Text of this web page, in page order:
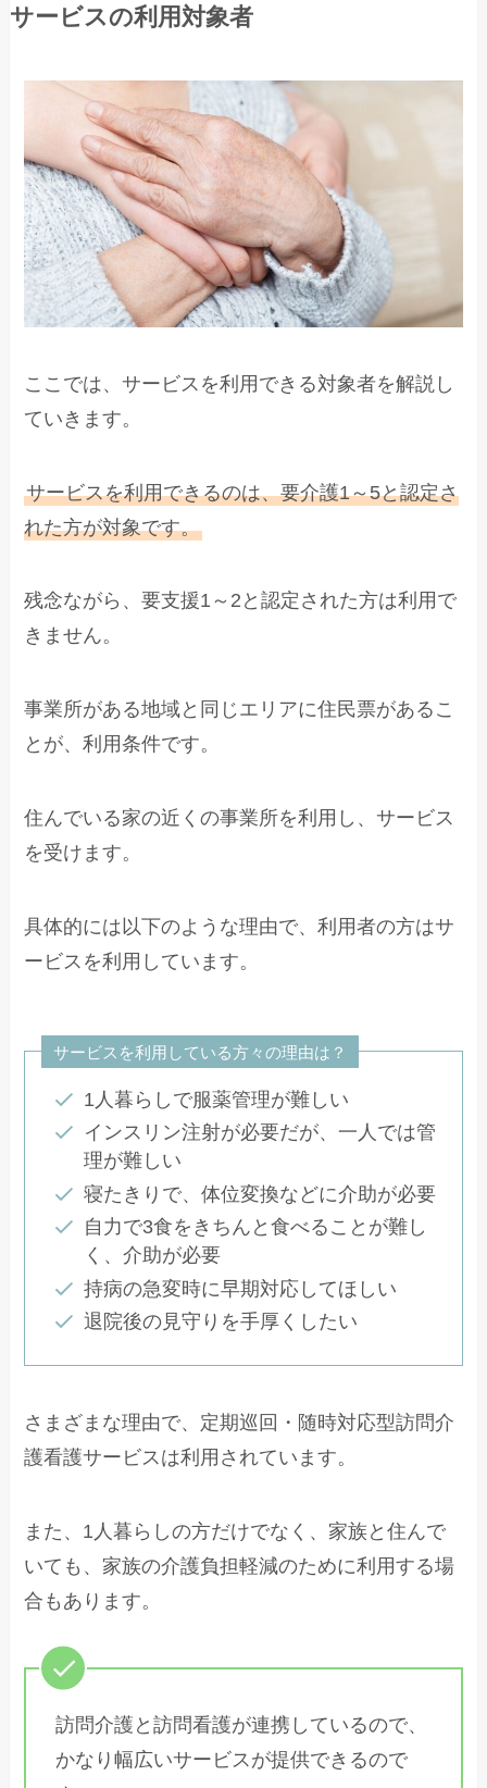
サービスの利用対象者
ここでは、サービスを利用できる対象者を解説し
ていきます。
サービスを利用できるのは、要介護1～5と認定さ
れた方が対象です。
残念ながら、要支援1～2と認定された方は利用で
きません。
事業所がある地域と同じエリアに住民票があるこ
とが、利用条件です。
住んでいる家の近くの事業所を利用し、サービス
を受けます。
具体的には以下のような理由で、利用者の方はサ
ービスを利用しています。
サービスを利用している方々の理由は？
1人暮らしで服薬管理が難しい
インスリン注射が必要だが、一人では管
理が難しい
寝たきりで、体位変換などに介助が必要
自力で3食をきちんと食べることが難し
く、介助が必要
持病の急変時に早期対応してほしい
退院後の見守りを手厚くしたい
さまざまな理由で、定期巡回・随時対応型訪問介
護看護サービスは利用されています。
また、1人暮らしの方だけでなく、家族と住んで
いても、家族の介護負担軽減のために利用する場
合もあります。
訪問介護と訪問看護が連携しているので、
かなり幅広いサービスが提供できるので